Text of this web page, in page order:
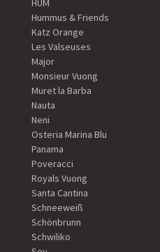
HUM
Hummus & Friends
Katz Orange
Les Valseuses
Major
Monsieur Vuong
Muret la Barba
Nauta
Neni
Osteria Marina Blu
Panama
Poveracci
Royals Vuong
Santa Cantina
Schneeweiß
Schönbrunn
Schwiliko